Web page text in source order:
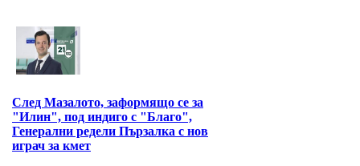
След Мазалото, заформящо се за
"Илин", под индиго с "Благо",
Генерални редели Пързалка с нов
играч за кмет